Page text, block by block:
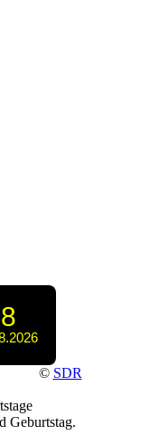
© SDR
Geburtstag.